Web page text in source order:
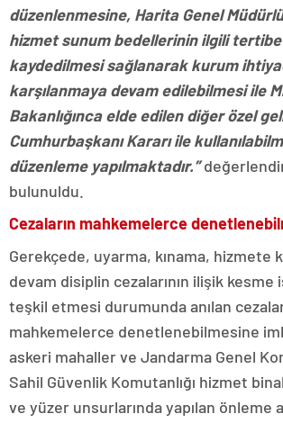
düzenlenmesine, Harita Genel
hizmet sunum bedellerinin ilgili
kaydedilmesi sağlanarak kurum
karşılanmaya devam edilebilmesi ile
Bakanlığınca elde edilen diğer özel
Cumhurbaşkanı Kararı ile
düzenleme yapılmaktadır.”
bulunuldu.
Cezaların mahkemelerce
Gerekçede, uyarma, kınama, hizmete
devam disiplin cezalarının ilişik kesme
teşkil etmesi durumunda anılan
mahkemelerce denetlenebilmesine
askeri mahaller ve Jandarma Genel
Sahil Güvenlik Komutanlığı hizmet
ve yüzer unsurlarında yapılan önleme